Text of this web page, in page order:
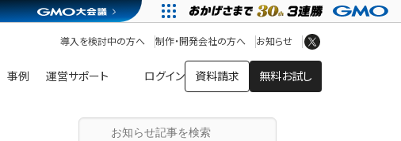
事例 運営サポート ログイン 資料請求 無料お試し
導入を検討中の方へ 制作・開発会社の方へ お知らせ
アプリストア
ヘルプを見る
ヘルプセンター